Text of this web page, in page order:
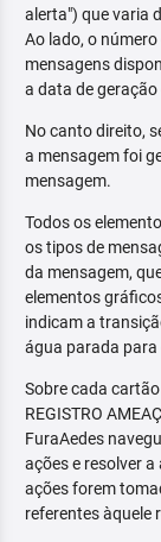
alerta") que varia
Ao lado, o
mensagens
a data de
No canto direito,
a mensagem foi
mensagem.
Todos os
os tipos de
da mensagem,
elementos
indicam a
água parada para
Sobre cada
REGISTRO
FuraAedes
ações e resolver
ações forem
referentes àquele